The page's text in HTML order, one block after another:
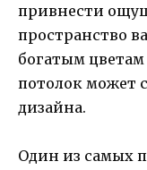
привнести
пространство
богатым
потолок может
дизайна.
Один из самых